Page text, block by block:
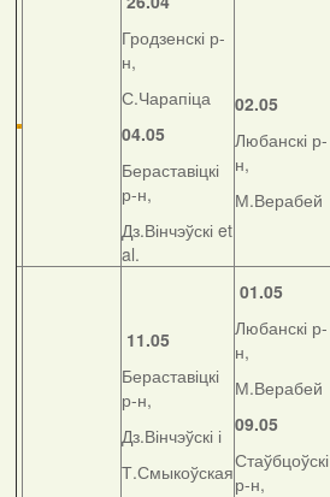
Гродзенскі р-
н,
С.Чарапіца
04.05
Бераставіцкі
р-н,
Дз.Вінчэўскі et
al.
02.05
Любанскі р-
н,
М.Верабей
11.05
Бераставіцкі
р-н,
Дз.Вінчэўскі і
Т.Смыкоўская
01.05
Любанскі р-
н,
М.Верабей
09.05
Стаўбцоўскі
р-н,